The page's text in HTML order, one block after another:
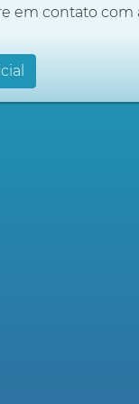
em contato com